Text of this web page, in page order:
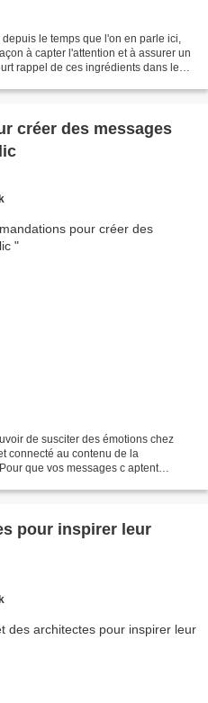
le temps que l'on en parle ici,
à capter l'attention et à assurer un
rappel de ces ingrédients dans le
créer des messages
de susciter des émotions chez
connecté au contenu de la
que vos messages c aptent
pour inspirer leur